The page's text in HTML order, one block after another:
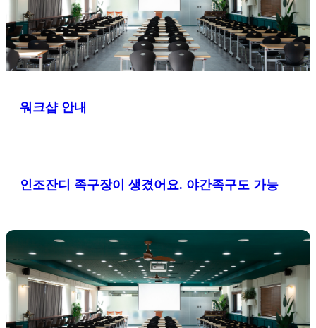
워크샵 안내
인조잔디 족구장이 생겼어요. 야간족구도 가능